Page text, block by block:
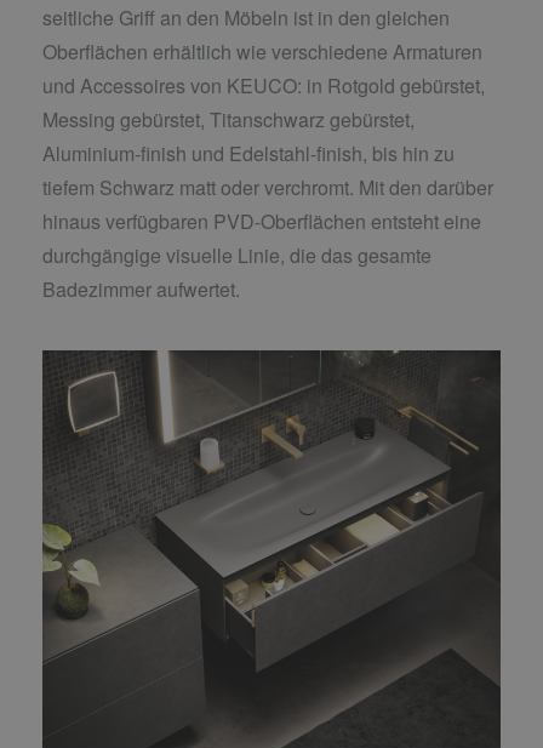
seitliche Griff an den Möbeln ist in den gleichen
Oberflächen erhältlich wie verschiedene Armaturen
und Accessoires von KEUCO: in Rotgold gebürstet,
Messing gebürstet, Titanschwarz gebürstet,
Aluminium-finish und Edelstahl-finish, bis hin zu
tiefem Schwarz matt oder verchromt. Mit den darüber
hinaus verfügbaren PVD-Oberflächen entsteht eine
durchgängige visuelle Linie, die das gesamte
Badezimmer aufwertet.